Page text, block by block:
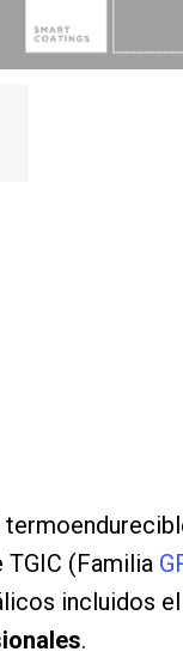
(Familia
incluidos
.